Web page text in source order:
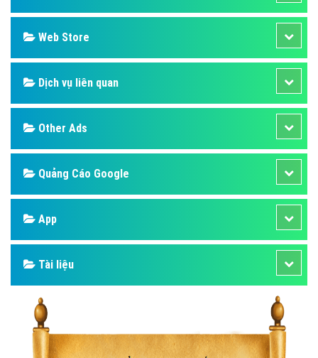
Web Store
Dịch vụ liên quan
Other Ads
Quảng Cáo Google
App
Tài liệu